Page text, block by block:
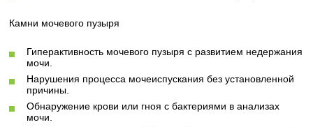
Камни мочевого пузыря
Гиперактивность мочевого пузыря с развитием недержания
мочи.
Нарушения процесса мочеиспускания без установленной
причины.
Обнаружение крови или гноя с бактериями в анализах
мочи.